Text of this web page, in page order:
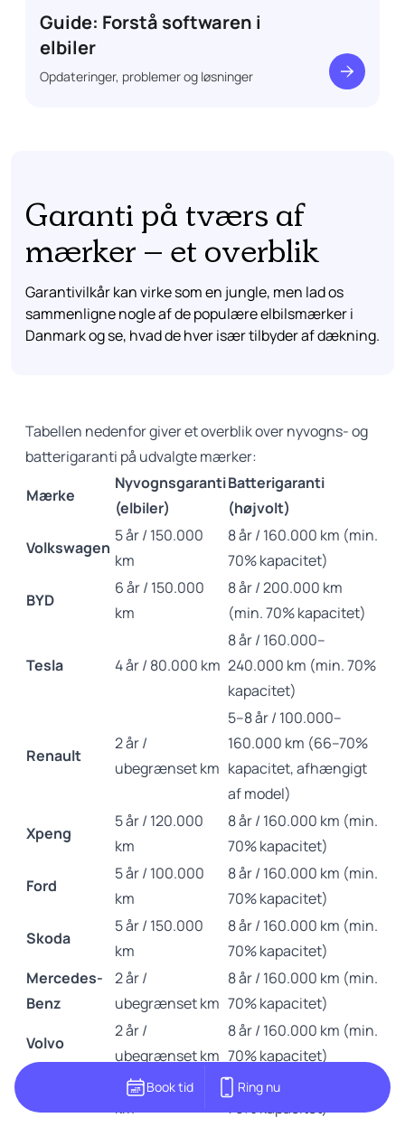
Guide: Forstå softwaren i
elbiler
Opdateringer, problemer og løsninger
Garanti på tværs af
mærker – et overblik
Garantivilkår kan virke som en jungle, men lad os
sammenligne nogle af de populære elbilsmærker i
Danmark og se, hvad de hver især tilbyder af dækning.
Tabellen nedenfor giver et overblik over nyvogns- og
batterigaranti på udvalgte mærker:
Mærke
Nyvognsgaranti
(elbiler)
Batterigaranti
(højvolt)
Volkswagen
5 år / 150.000
km
8 år / 160.000 km (min.
70% kapacitet)
BYD
6 år / 150.000
km
8 år / 200.000 km
(min. 70% kapacitet)
Tesla 4 år / 80.000 km
8 år / 160.000–
240.000 km (min. 70%
kapacitet)
Renault
2 år /
ubegrænset km
5–8 år / 100.000–
160.000 km (66–70%
kapacitet, afhængigt
af model)
Xpeng
5 år / 120.000
km
8 år / 160.000 km (min.
70% kapacitet)
Ford
5 år / 100.000
km
8 år / 160.000 km (min.
70% kapacitet)
Skoda
5 år / 150.000
km
8 år / 160.000 km (min.
70% kapacitet)
Mercedes-
Benz
2 år /
ubegrænset km
8 år / 160.000 km (min.
70% kapacitet)
Volvo
2 år /
ubegrænset km
8 år / 160.000 km (min.
70% kapacitet)
5 år / 150.000
km
8 år / 160.000 km (min.
70% kapacitet)
Book tid 70707787
Ring nu